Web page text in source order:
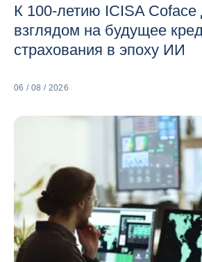
К 100-летию ICISA Coface
взглядом на будущее
страхования в эпоху ИИ
06 / 08 / 2026